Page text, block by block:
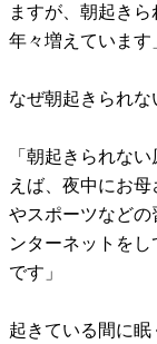
ますが、朝起きら
年々増えています
なぜ朝起きられな
「朝起きられな
えば、夜中にお
やスポーツなどの
ンターネットを
です」
起きている間に